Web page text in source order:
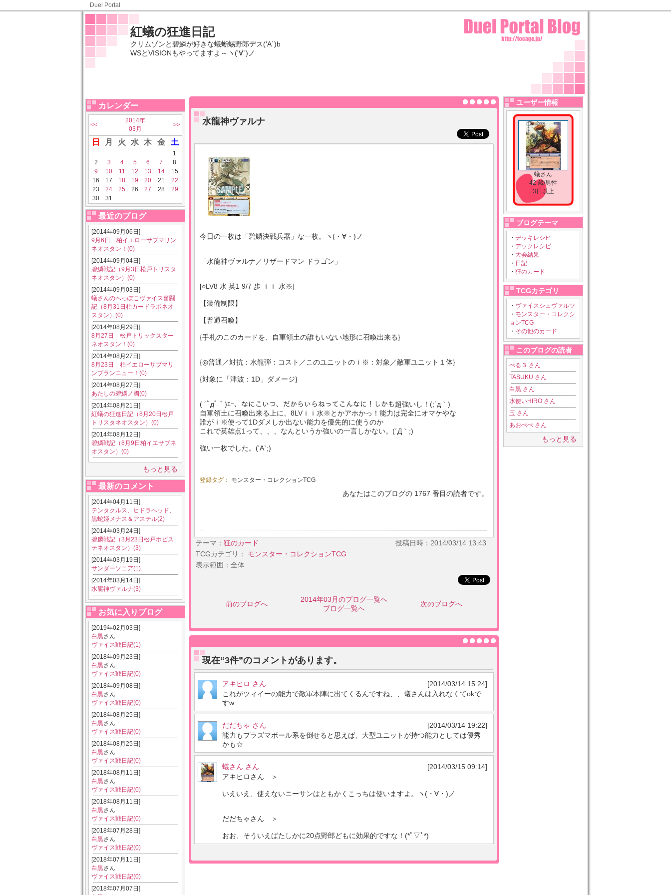
Duel Portal
紅蟻の狂進日記
クリムゾンと碧鱗が好きな蟻蜥蜴野郎デス('A`)b
WSとVISIONもやってますよ～ヽ('∀`)ノ
カレンダー
<<
2014年
03月
>>
日 月 火 水 木 金 土
1
2
3 4 5 6 7
8
9
10 11 12 13 14
15
16
17 18 19 20 21
22
23
24 25 26 27 28
29
30
31
最近のブログ
[2014年09月06日]
9月6日 柏イエローサブマリン
ネオスタン！(0)
[2014年09月04日]
碧鱗戦記（9月3日松戸トリスタ
ネオスタン）(0)
[2014年09月03日]
蟻さんのへっぽこヴァイス奮闘
記（8月31日柏カードラボネオ
スタン）(0)
[2014年08月29日]
8月27日 松戸トリックスター
ネオスタン！(0)
[2014年08月27日]
8月23日 柏イエローサブマリ
ンブランニュー！(0)
[2014年08月27日]
あたしの碧鱗ノ國(0)
[2014年08月21日]
紅蟻の狂進日記（8月20日松戸
トリスタネオスタン）(0)
[2014年08月12日]
碧鱗戦記（8月9日柏イエサブネ
オスタン）(0)
もっと見る
最新のコメント
[2014年04月11日]
テンタクルス、ヒドラヘッド、
黒蛇姫メナス＆アステル(2)
[2014年03月24日]
碧麟戦記（3月23日松戸ホビス
テネオスタン）(3)
[2014年03月19日]
サンダーソニア(1)
[2014年03月14日]
水龍神ヴァルナ(3)
お気に入りブログ
[2019年02月03日]
白黒さん
ヴァイス戦日記(1)
[2018年09月23日]
白黒さん
ヴァイス戦日記(0)
[2018年09月08日]
白黒さん
ヴァイス戦日記(0)
[2018年08月25日]
白黒さん
ヴァイス戦日記(0)
[2018年08月25日]
白黒さん
ヴァイス戦日記(0)
[2018年08月11日]
白黒さん
ヴァイス戦日記(0)
[2018年08月11日]
白黒さん
ヴァイス戦日記(0)
[2018年07月28日]
白黒さん
ヴァイス戦日記(0)
[2018年07月11日]
白黒さん
ヴァイス戦日記(0)
[2018年07月07日]
ユーザー情報
蟻さん
42 歳/男性
3日以上
ブログテーマ
・ デッキレシピ
・ デックレシピ
・ 大会結果
・ 日記
・ 狂のカード
TCGカテゴリ
・ ヴァイスシュヴァルツ
・ モンスター・コレクシ
ョンTCG
・ その他のカード
このブログの読者
ぺる３ さん
TASUKU さん
白黒 さん
水使いHIRO さん
玉 さん
あおぺぺ さん
もっと見る
水龍神ヴァルナ
今日の一枚は「碧鱗決戦兵器」な一枚。ヽ(・∀・)ノ
「水龍神ヴァルナ／リザードマン ドラゴン」
[○LV8 水 英1 9/7 歩 ｉｉ 水※]
【装備制限】
【普通召喚】
{手札のこのカードを、自軍領土の誰もいない地形に召喚出来る}
{◎普通／対抗：水龍弾：コスト／このユニットのｉ※：対象／敵軍ユニット１体}
{対象に「津波：1D」ダメージ}
( ´ﾟдﾟ｀)ｴｰ、なにこいつ、だからいらねってこんなに！しかも超強いし！(;´д｀)
自軍領土に召喚出来る上に、8LVｉｉ水※とかアホかっ！能力は完全にオマケやな
誰がｉ※使って1Dダメしか出ない能力を優先的に使うのか
これで英雄点1って、、、なんというか強いの一言しかない。(´Д｀;)
強い一枚でした。('A`;)
登録タグ： モンスター・コレクションTCG
あなたはこのブログの 1767 番目の読者です。
テーマ： 狂のカード
投稿日時：2014/03/14 13:43
TCGカテゴリ： モンスター・コレクションTCG
表示範囲：全体
前のブログへ
2014年03月のブログ一覧へ
ブログ一覧へ
次のブログへ
現在“3件”のコメントがあります。
アキヒロ さん
[2014/03/14 15:24]
これがツィイーの能力で敵軍本陣に出てくるんですね、、蟻さんは入れなくてokで
すw
だだちゃ さん
[2014/03/14 19:22]
能力もプラズマボール系を倒せると思えば、大型ユニットが持つ能力としては優秀
かも☆
蟻さん さん
[2014/03/15 09:14]
アキヒロさん ＞
いえいえ、使えないニーサンはともかくこっちは使いますよ。ヽ(・∀・)ノ
だだちゃさん ＞
おお、そういえばたしかに20点野郎どもに効果的ですな！(*ﾟ▽ﾟ*)